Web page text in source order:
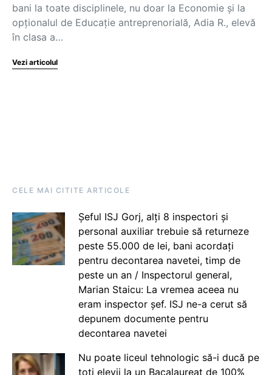
bani la toate disciplinele, nu doar la Economie și la
opționalul de Educație antreprenorială, Adia R., elevă
în clasa a…
Vezi articolul
CELE MAI CITITE ARTICOLE
Șeful ISJ Gorj, alți 8 inspectori și
personal auxiliar trebuie să returneze
peste 55.000 de lei, bani acordați
pentru decontarea navetei, timp de
peste un an / Inspectorul general,
Marian Staicu: La vremea aceea nu
eram inspector șef. ISJ ne-a cerut să
depunem documente pentru
decontarea navetei
Nu poate liceul tehnologic să-i ducă pe
toți elevii la un Bacalaureat de 100%